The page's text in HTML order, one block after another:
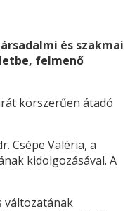
és szakmai
felmenő
korszerűen átadó
Csépe Valéria, a
kidolgozásával. A
változatának